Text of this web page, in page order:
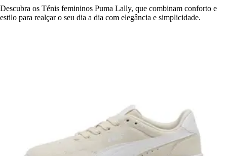
Descubra os Ténis femininos Puma Lally, que combinam conforto e
estilo para realçar o seu dia a dia com elegância e simplicidade.